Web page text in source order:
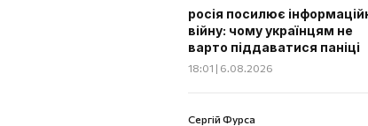
росія посилює
війну: чому українцям не
варто піддаватися паніці
18:01 | 6.08.2026
Сергій Фурса